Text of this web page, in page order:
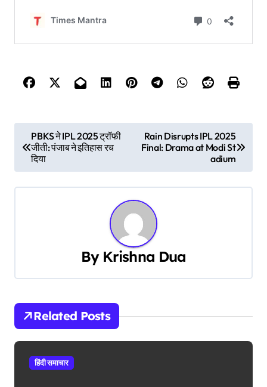
s
v
i
g
PBKS ने IPL 2025 ट्रॉफी
जीती: पंजाब ने इतिहास रच
दिया
Rain Disrupts IPL 2025
Final: Drama at Modi St
adium
By Krishna Dua
Related Posts
हिंदी समाचार